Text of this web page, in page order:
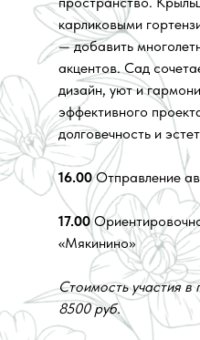
карликовыми
— добавить
акцентов. Сад
дизайн, уют и
эффективного
долговечность и
16.00Отправление
17.00
«Мякинино»
Стоимость участия в
8500 руб.